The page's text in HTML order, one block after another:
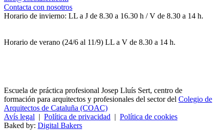
Contacta con nosotros
Horario de invierno: LL a J de 8.30 a 16.30 h / V de 8.30 a 14 h.
Horario de verano (24/6 al 11/9) LL a V de 8.30 a 14 h.
Escuela de práctica profesional Josep Lluís Sert, centro de
formación para arquitectos y profesionales del sector del Colegio de
Arquitectos de Cataluña (COAC)
Avís legal | Política de privacidad | Política de cookies
Baked by: Digital Bakers